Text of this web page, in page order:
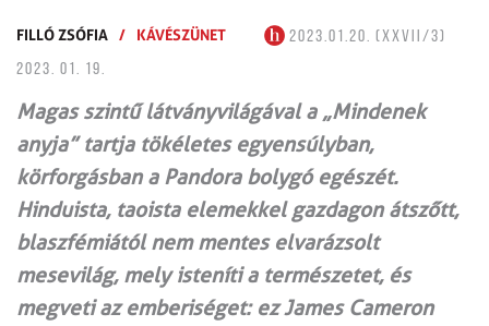
FILLÓ ZSÓFIA / KÁVÉSZÜNET
2023.01.20. (XXVII/3)
2023. 01. 19.
Magas szintű látványvilágával a „Mindenek
anyja” tartja tökéletes egyensúlyban,
körforgásban a Pandora bolygó egészét.
Hinduista, taoista elemekkel gazdagon átszőtt,
blaszfémiától nem mentes elvarázsolt
mesevilág, mely isteníti a természetet, és
megveti az emberiséget: ez James Cameron